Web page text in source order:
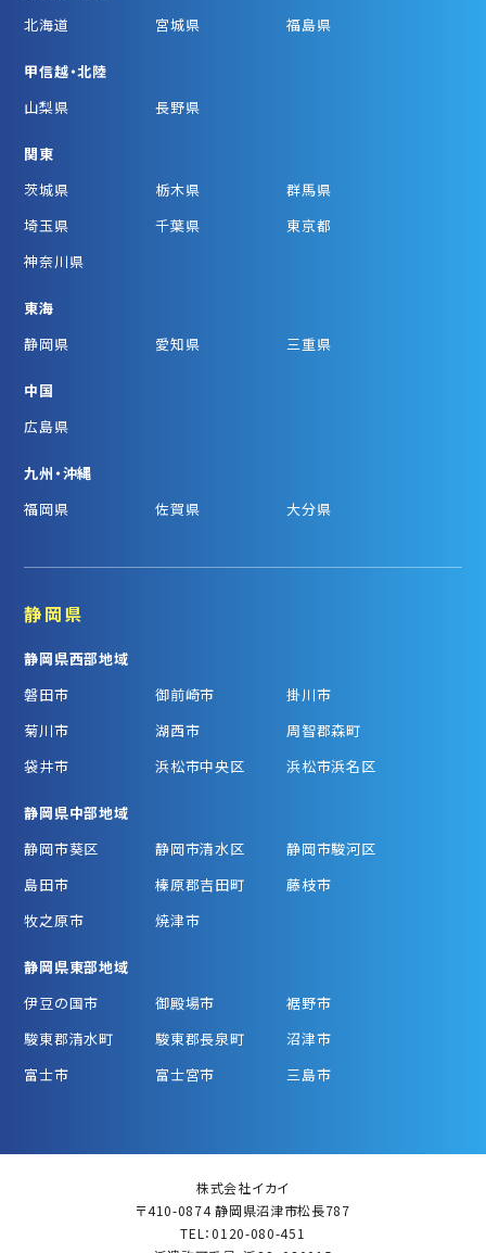
北海道
宮城県 福島県
甲信越・北陸
山梨県
長野県
関東
茨城県
栃木県
群馬県
埼玉県
千葉県
東京都
神奈川県
東海
静岡県
愛知県 三重県
中国
広島県
九州・沖縄
福岡県
佐賀県 大分県
静岡県
静岡県西部地域
磐田市
御前崎市
掛川市
菊川市
湖西市
周智郡森町
袋井市
浜松市中央区 浜松市浜名区
静岡県中部地域
静岡市葵区
静岡市清水区
静岡市駿河区
島田市
榛原郡吉田町
藤枝市
牧之原市
焼津市
静岡県東部地域
伊豆の国市
御殿場市
裾野市
駿東郡清水町
駿東郡長泉町
沼津市
富士市
富士宮市 三島市
株式会社イカイ
〒410-0874 静岡県沼津市松長787
TEL：0120-080-451